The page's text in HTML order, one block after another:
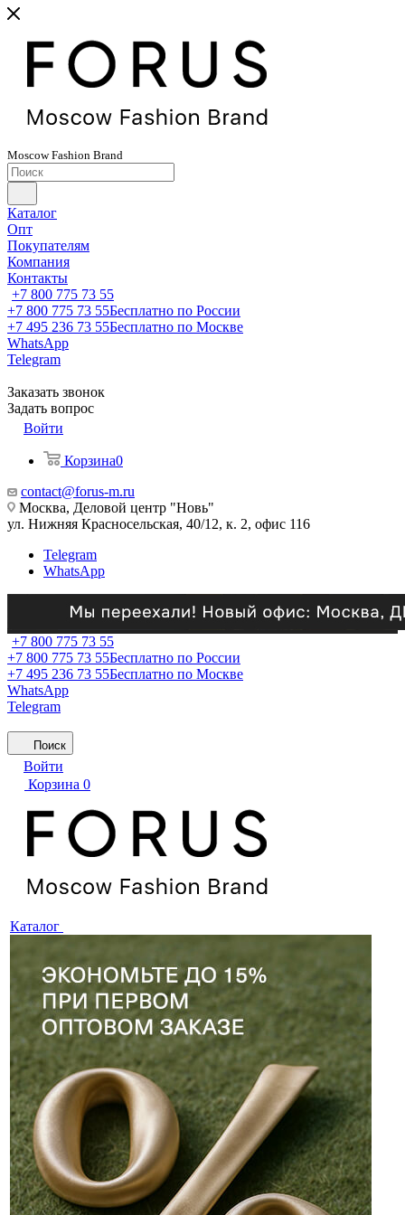
MoscowFashion Brand
Каталог
Опт
Покупателям
Компания
Контакты
+7 800 775 73 55
+7 800 775 73 55Бесплатно по России
+7 495 236 73 55Бесплатно по Москве
WhatsApp
Telegram
Заказать звонок
Задать вопрос
Войти
Корзина0
contact@forus-m.ru
Москва, Деловой центр "Новь"
ул. Нижняя Красносельская, 40/12, к. 2, офис 116
Telegram
WhatsApp
+7 800 775 73 55
+7 800 775 73 55Бесплатно по России
+7 495 236 73 55Бесплатно по Москве
WhatsApp
Telegram
Поиск
Войти
Корзина 0
Каталог